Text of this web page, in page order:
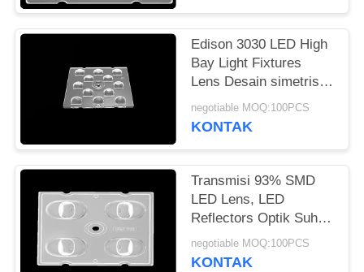
Edison 3030 LED High
Bay Light Fixtures
Lens Desain simetris
untuk pencahayaan
luar ruangan
negotiable MOQ:100PCS
KONTAK
Transmisi 93% SMD
LED Lens, LED
Reflectors Optik Suhu
Operasional Dibawah
90 ℃
negotiable MOQ:100PCS
KONTAK